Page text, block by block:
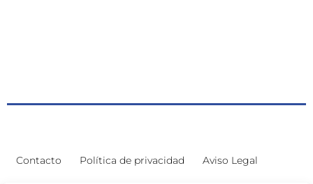
Contacto Política de privacidad Aviso Legal